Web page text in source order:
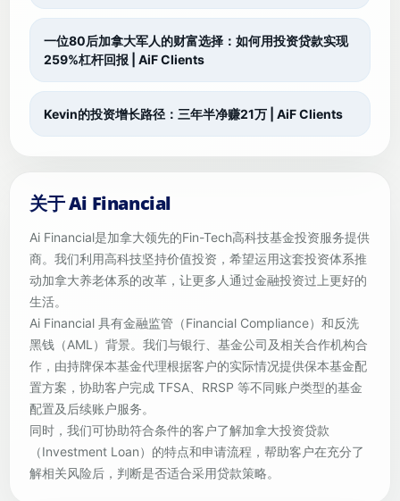
一位80后加拿大军人的财富选择：如何用投资贷款实现
259%杠杆回报 | AiF Clients
Kevin的投资增长路径：三年半净赚21万 | AiF Clients
关于 Ai Financial
Ai Financial是加拿大领先的Fin-Tech高科技基金投资服务提供
商。我们利用高科技坚持价值投资，希望运用这套投资体系推
动加拿大养老体系的改革，让更多人通过金融投资过上更好的
生活。
Ai Financial 具有金融监管（Financial Compliance）和反洗
黑钱（AML）背景。我们与银行、基金公司及相关合作机构合
作，由持牌保本基金代理根据客户的实际情况提供保本基金配
置方案，协助客户完成 TFSA、RRSP 等不同账户类型的基金
配置及后续账户服务。
同时，我们可协助符合条件的客户了解加拿大投资贷款
（Investment Loan）的特点和申请流程，帮助客户在充分了
解相关风险后，判断是否适合采用贷款策略。